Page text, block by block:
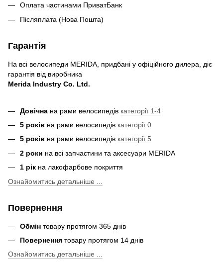
Оплата частинами ПриватБанк
Післяплата (Нова Пошта)
Гарантія
На всі велосипеди MERIDA, придбані у офіційного дилера, діє
гарантія від виробника
Merida Industry Co. Ltd.
Довічна на рами велосипедів категорії 1-4
5 років на рами велосипедів категорії 0
5 років на рами велосипедів категорії 5
2 роки на всі запчастини та аксесуари MERIDA
1 рік на лакофарбове покриття
Ознайомитись детальніше ...
Повернення
Обмін товару протягом 365 днів
Повернення товару протягом 14 днів
Ознайомитись детальніше ...